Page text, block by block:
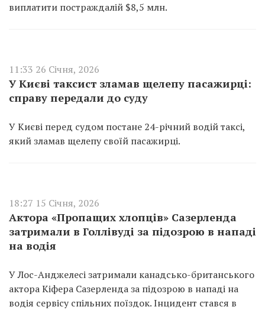
виплатити постраждалій $8,5 млн.
11:33 26 Січня, 2026
У Києві таксист зламав щелепу пасажирці:
справу передали до суду
У Києві перед судом постане 24-річний водій таксі,
який зламав щелепу своїй пасажирці.
18:27 15 Січня, 2026
Актора «Пропащих хлопців» Сазерленда
затримали в Голлівуді за підозрою в нападі
на водія
У Лос-Анджелесі затримали канадсько-британського
актора Кіфера Сазерленда за підозрою в нападі на
водія сервісу спільних поїздок. Інцидент стався в